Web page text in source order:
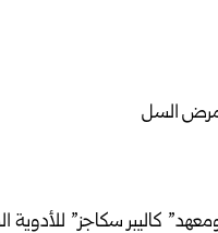
كاليبر سكاجز” للأدوية